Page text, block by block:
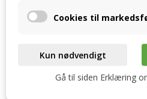
Klimor KCX 500 -
RECUTECH
entalpiveksler
Cookies til
Kun nødvendigt
Gå til siden Erklæring